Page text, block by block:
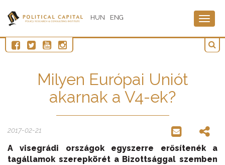
HUN ENG
Milyen Európai Uniót
akarnak a V4-ek?
2017-02-21
A visegrádi országok egyszerre erősítenék a
tagállamok szerepkörét a Bizottsággal szemben